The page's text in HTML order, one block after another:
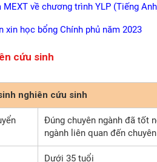
về chương trình YLP (Tiếng
xin học bổng Chính phủ năm 2023
cứu sinh
nghiên cứu sinh
Đúng chuyên ngành đã tốt
ngành liên quan đến
Dưới 35 tuổi